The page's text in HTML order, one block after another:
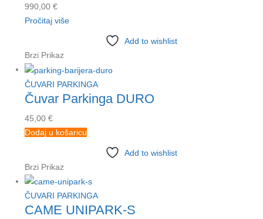
990,00 €
Pročitaj više
Add to wishlist
Brzi Prikaz
ČUVARI PARKINGA
Čuvar Parkinga DURO
45,00 €
Dodaj u košaricu
Add to wishlist
Brzi Prikaz
ČUVARI PARKINGA
CAME UNIPARK-S